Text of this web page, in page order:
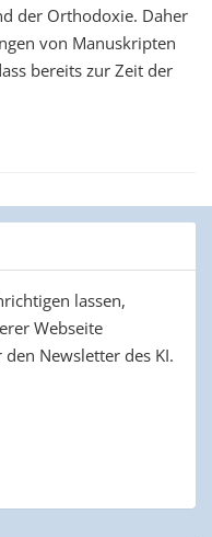
der Orthodoxie. Daher
von Manuskripten
bereits zur Zeit der
lassen,
Webseite
Newsletter des KI.